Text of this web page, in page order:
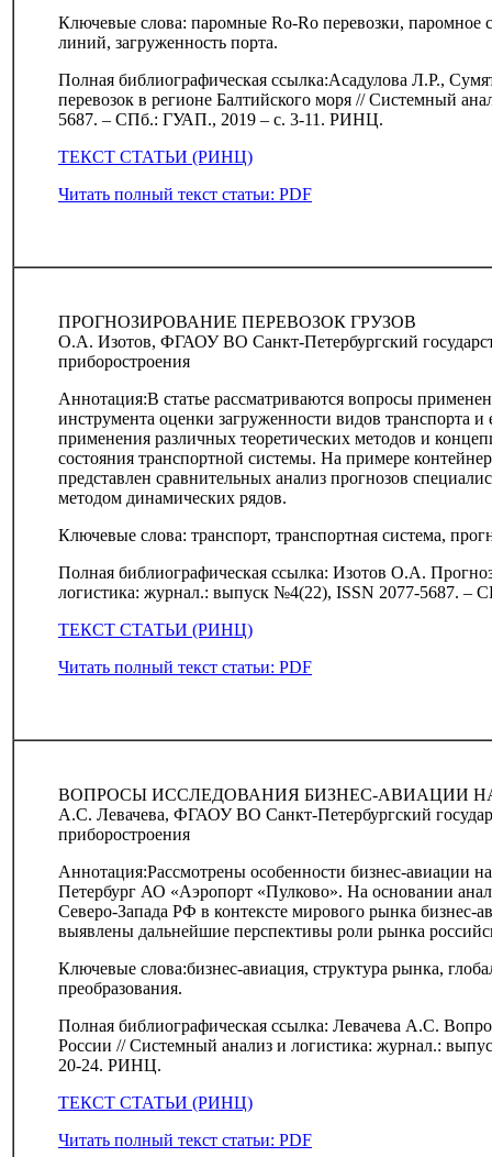
Ключевые слова: паромные Ro-Ro перевозки,
линий, загруженность порта.
Полная библиографическая ссылка:Асадулова Л.Р.,
перевозок в регионе Балтийского моря // Системный
5687. – СПб.: ГУАП., 2019 – с. 3-11. РИНЦ.
ТЕКСТ СТАТЬИ (РИНЦ)
Читать полный текст статьи: PDF
ПРОГНОЗИРОВАНИЕ ПЕРЕВОЗОК ГРУЗОВ
О.А. Изотов, ФГАОУ ВО Санкт-Петербургский
приборостроения
Аннотация:В статье рассматриваются вопросы
инструмента оценки загруженности видов транспорта
применения различных теоретических методов и
состояния транспортной системы. На примере
представлен сравнительных анализ прогнозов
методом динамических рядов.
Ключевые слова: транспорт, транспортная система,
Полная библиографическая ссылка: Изотов О.А.
логистика: журнал.: выпуск №4(22), ISSN 2077-5687.
ТЕКСТ СТАТЬИ (РИНЦ)
Читать полный текст статьи: PDF
ВОПРОСЫ ИССЛЕДОВАНИЯ БИЗНЕС-АВИАЦИИ
А.С. Левачева, ФГАОУ ВО Санкт-Петербургский
приборостроения
Аннотация:Рассмотрены особенности бизнес-авиации
Петербург АО «Аэропорт «Пулково». На основании
Северо-Запада РФ в контексте мирового рынка бизнес-
выявлены дальнейшие перспективы роли рынка
Ключевые слова:бизнес-авиация, структура рынка,
преобразования.
Полная библиографическая ссылка: Левачева А.С.
России // Системный анализ и логистика: журнал.:
20-24. РИНЦ.
ТЕКСТ СТАТЬИ (РИНЦ)
Читать полный текст статьи: PDF